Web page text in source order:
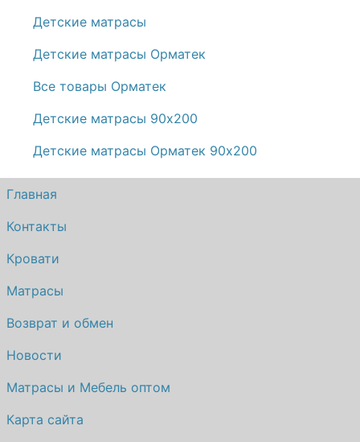
Детские матрасы
Детские матрасы Орматек
Все товары Орматек
Детские матрасы 90х200
Детские матрасы Орматек 90х200
Главная
Контакты
Кровати
Матрасы
Возврат и обмен
Новости
Матрасы и Мебель оптом
Карта сайта